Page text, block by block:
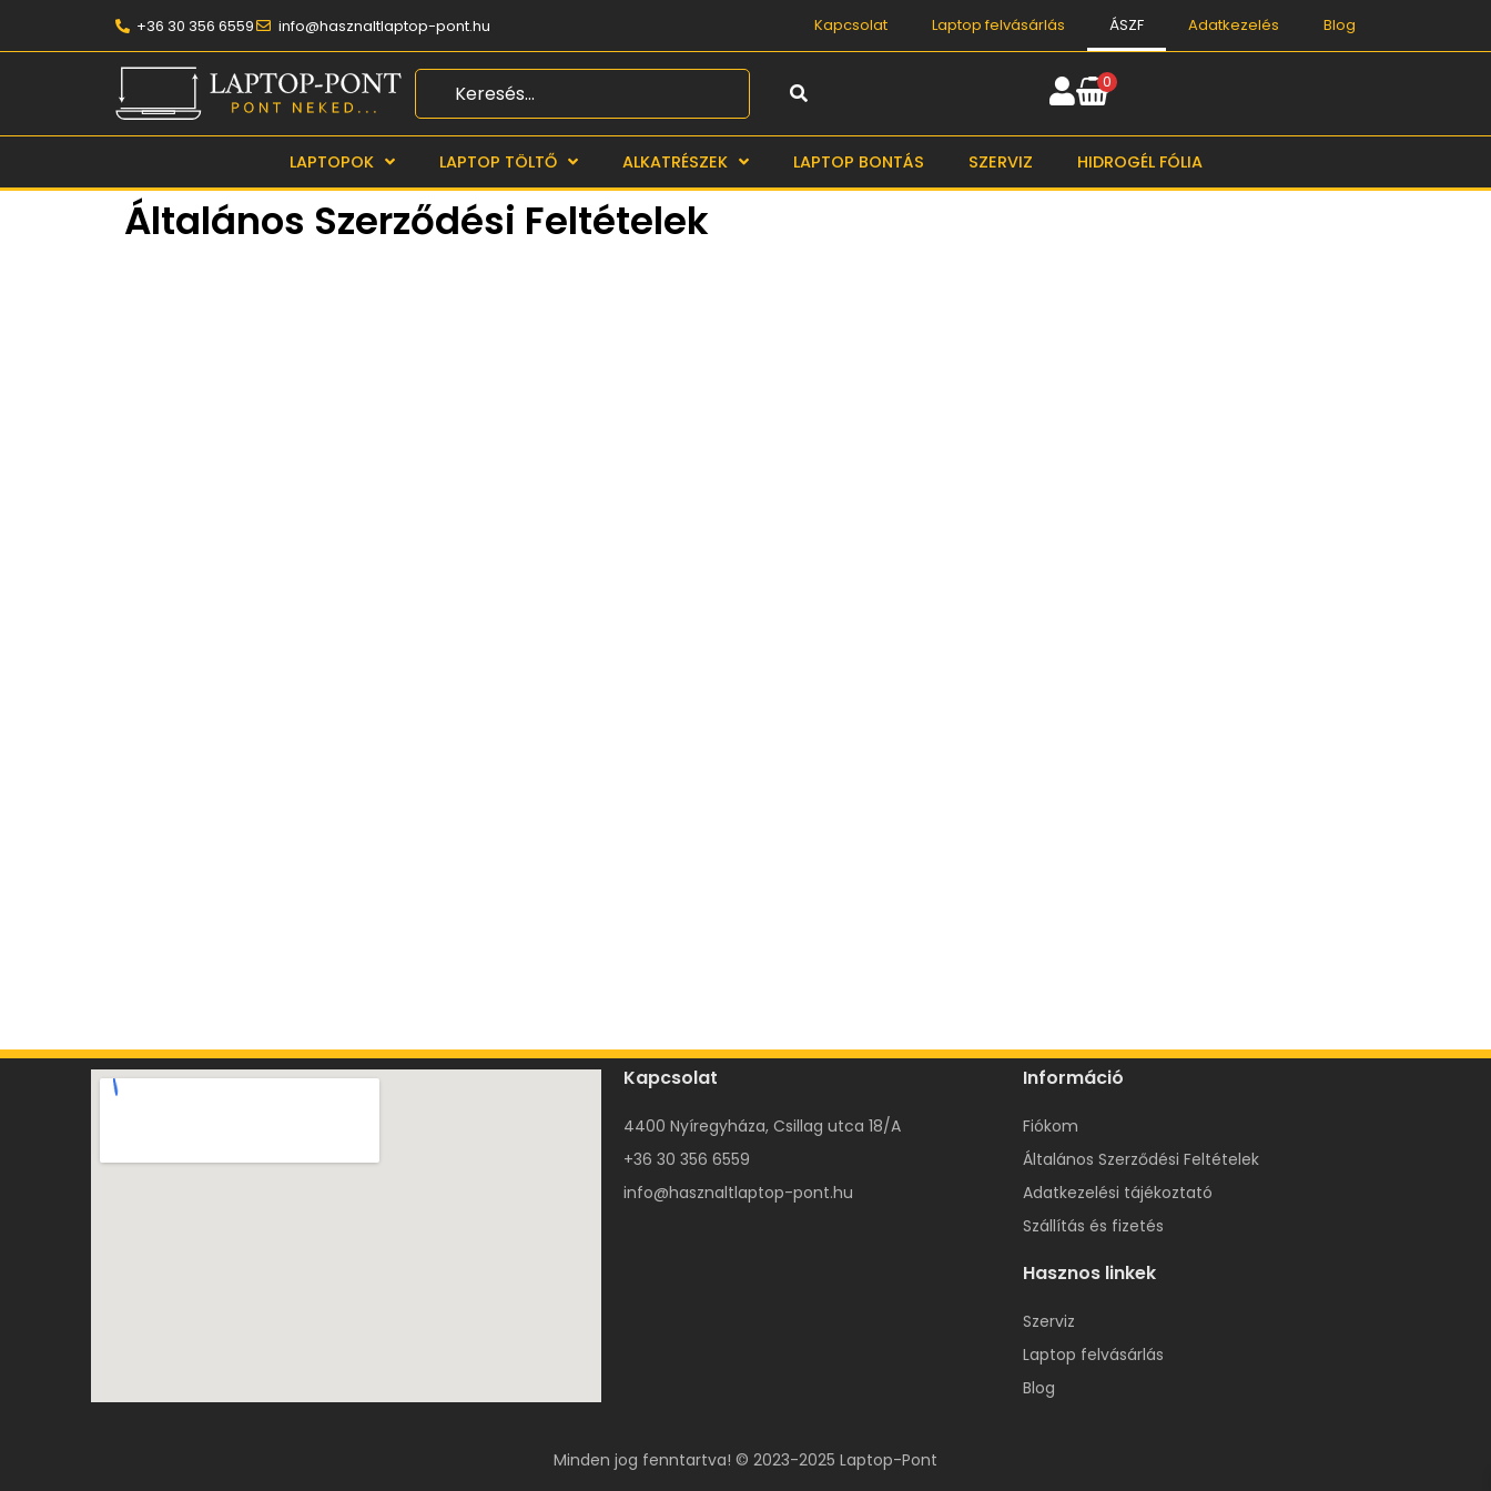
+36 30 356 6559 info@hasznaltlaptop-pont.hu Kapcsolat Laptop felvásárlás ÁSZF Adatkezelés Blog
Search 0
LAPTOPOK LAPTOP TÖLTŐ ALKATRÉSZEK LAPTOP BONTÁS SZERVIZ HIDROGÉL FÓLIA
Általános Szerződési Feltételek
Kapcsolat
4400 Nyíregyháza, Csillag utca 18/A
+36 30 356 6559
info@hasznaltlaptop-pont.hu
Információ
Fiókom
Általános Szerződési Feltételek
Adatkezelési tájékoztató
Szállítás és fizetés
Hasznos linkek
Szerviz
Laptop felvásárlás
Blog
Minden jog fenntartva! © 2023-2025 Laptop-Pont